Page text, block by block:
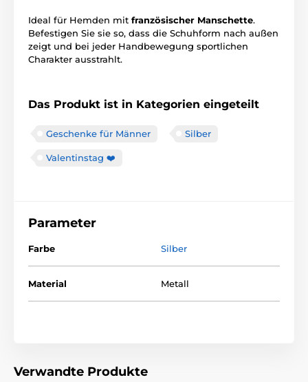
Ideal für Hemden mit französischer Manschette.
Befestigen Sie sie so, dass die Schuhform nach außen
zeigt und bei jeder Handbewegung sportlichen
Charakter ausstrahlt.
Das Produkt ist in Kategorien eingeteilt
Geschenke für Männer Silber
Valentinstag ❤️
Parameter
Farbe Silber
Material Metall
Verwandte Produkte